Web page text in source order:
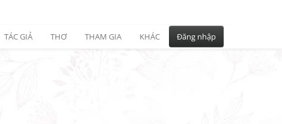
TÁC GIẢ THƠ THAM GIA KHÁC Đăng nhập